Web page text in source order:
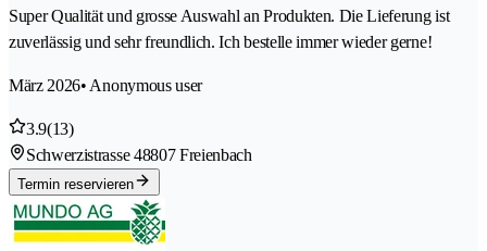
Super Qualität und grosse Auswahl an Produkten. Die Lieferung ist
zuverlässig und sehr freundlich. Ich bestelle immer wieder gerne!
März 2026• Anonymous user
3.9(13)
Schwerzistrasse 48807 Freienbach
Termin reservieren